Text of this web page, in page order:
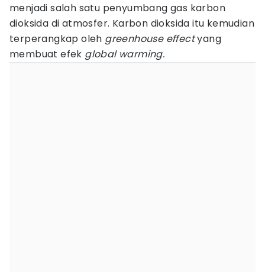
menjadi salah satu penyumbang gas karbon
dioksida di atmosfer. Karbon dioksida itu kemudian
terperangkap oleh greenhouse effectyang
membuat efek global warming.